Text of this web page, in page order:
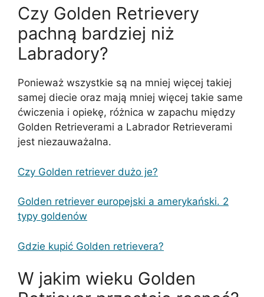
Czy Golden Retrievery
pachną bardziej niż
Labradory?
Ponieważ wszystkie są na mniej więcej takiej
samej diecie oraz mają mniej więcej takie same
ćwiczenia i opiekę, różnica w zapachu między
Golden Retrieverami a Labrador Retrieverami
jest niezauważalna.
Czy Golden retriever dużo je?
Golden retriever europejski a amerykański. 2
typy goldenów
Gdzie kupić Golden retrievera?
W jakim wieku Golden